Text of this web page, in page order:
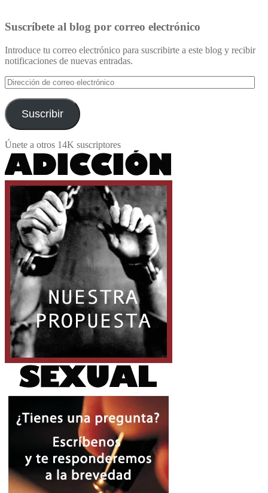
Suscríbete al blog por correo electrónico
Introduce tu correo electrónico para suscribirte a este blog y recibir
notificaciones de nuevas entradas.
Dirección
de
correo
electrónico
Suscribir
Únete a otros 14K suscriptores